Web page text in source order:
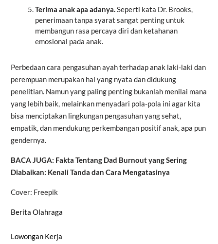
Terima anak apa adanya.Seperti kata Dr. Brooks,
penerimaan tanpa syarat sangat penting untuk
membangun rasa percaya diri dan ketahanan
emosional pada anak.
Perbedaan cara pengasuhan ayah terhadap anak laki-laki dan
perempuan merupakan hal yang nyata dan didukung
penelitian. Namun yang paling penting bukanlah menilai mana
yang lebih baik, melainkan menyadari pola-pola ini agar kita
bisa menciptakan lingkungan pengasuhan yang sehat,
empatik, dan mendukung perkembangan positif anak, apa pun
gendernya.
BACA JUGA: Fakta Tentang Dad Burnout yang Sering
Diabaikan: Kenali Tanda dan Cara Mengatasinya
Cover: Freepik
Berita Olahraga
Lowongan Kerja